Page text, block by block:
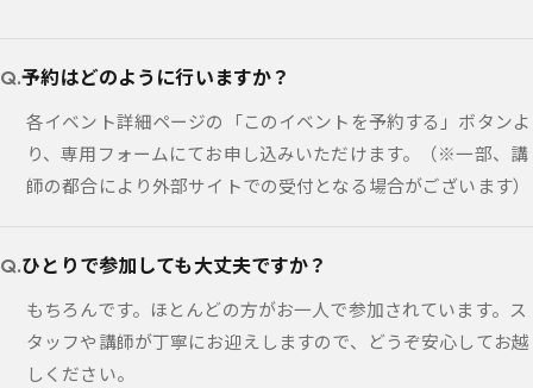
予約はどのように行いますか？
各イベント詳細ページの「このイベントを予約する」ボタンよ
り、専用フォームにてお申し込みいただけます。（※一部、講
師の都合により外部サイトでの受付となる場合がございます）
ひとりで参加しても大丈夫ですか？
もちろんです。ほとんどの方がお一人で参加されています。ス
タッフや講師が丁寧にお迎えしますので、どうぞ安心してお越
しください。